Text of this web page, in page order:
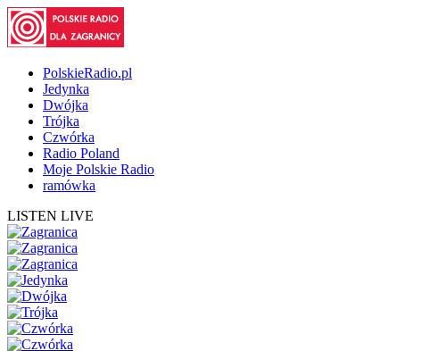
PolskieRadio.pl
Jedynka
Dwójka
Trójka
Czwórka
Radio Poland
Moje Polskie Radio
ramówka
LISTEN LIVE